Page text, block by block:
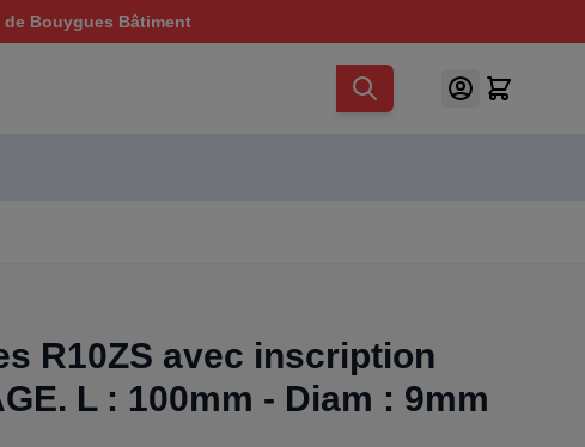
Bouygues Bâtiment
R10ZS avec inscription
L : 100mm - Diam : 9mm